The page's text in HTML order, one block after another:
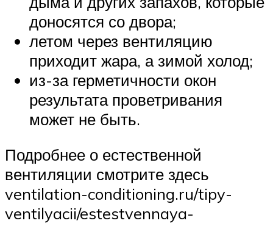
доносятся со двора;
летом через вентиляцию
приходит жара, а зимой холод;
из-за герметичности окон
результата проветривания
может не быть.
Подробнее о естественной
вентиляции смотрите здесь
ventilation-conditioning.ru/tipy-
ventilyacii/estestvennaya-